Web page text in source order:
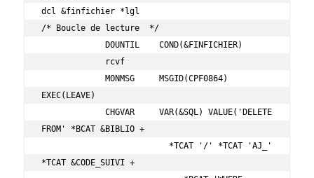
dcl &finfichier *lgl
/* Boucle de lecture  */
EXEC(LEAVE)
FROM' *BCAT &BIBLIO +
*TCAT &CODE_SUIVI +